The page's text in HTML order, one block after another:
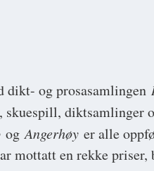
dikt- og prosasamlingen
skuespill, diktsamlinger
ogAngerhøy er alle
mottatt en rekke priser,